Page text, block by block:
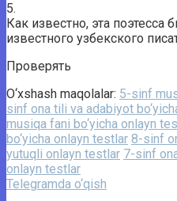
5.
Как известно, эта поэтесса
известного узбекского
Проверять
O‘xshash maqolalar: 5-sinf
sinf ona tili va adabiyot
musiqa fani bo‘yicha onlayn
bo‘yicha onlayn testlar 8-sinf
yutuqli onlayn testlar 7-sinf
onlayn testlar
Telegramda o‘qish